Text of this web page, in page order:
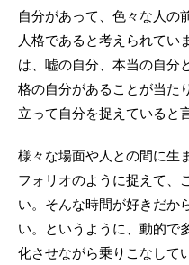
自分があって、色々な人の
人格であると考えられてい
は、嘘の自分、本当の自分
格の自分があることが当た
立って自分を捉えていると
様々な場面や人との間に生
フォリオのように捉えて、
い。そんな時間が好きだか
い。というように、動的で
化させながら乗りこなして